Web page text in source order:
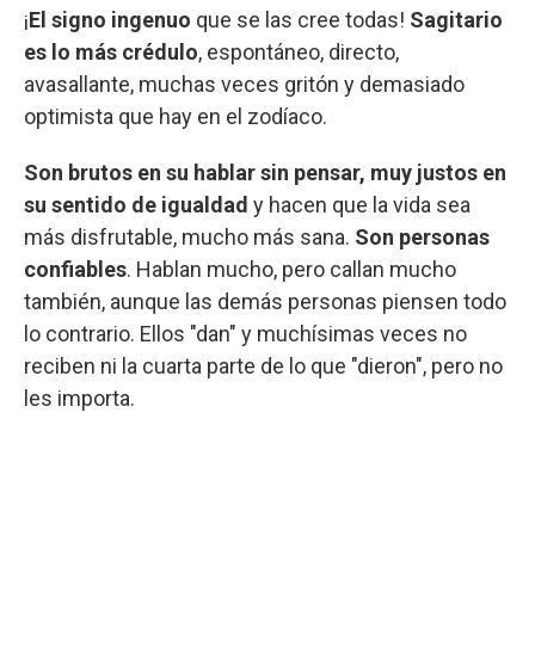
¡El signo ingenuo que se las cree todas! Sagitario
es lo más crédulo, espontáneo, directo,
avasallante, muchas veces gritón y demasiado
optimista que hay en el zodíaco.
Son brutos en su hablar sin pensar, muy justos en
su sentido de igualdad y hacen que la vida sea
más disfrutable, mucho más sana. Son personas
confiables. Hablan mucho, pero callan mucho
también, aunque las demás personas piensen todo
lo contrario. Ellos "dan" y muchísimas veces no
reciben ni la cuarta parte de lo que "dieron", pero no
les importa.